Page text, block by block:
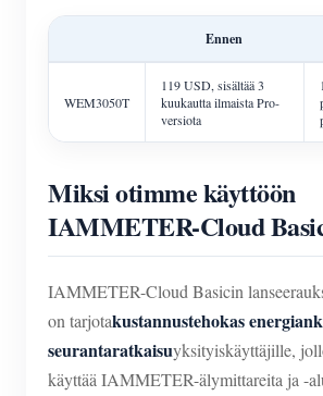
Ennen
WEM3050T
119 USD, sisältää 3
kuukautta ilmaista Pro-
versiota
Miksi otimme käyttöön
IAMMETER-Cloud
IAMMETER-Cloud Basicin
on tarjotakustannustehokas
seurantaratkaisuyksityiskäyttäjille,
käyttää IAMMETER-älymittareita ja -